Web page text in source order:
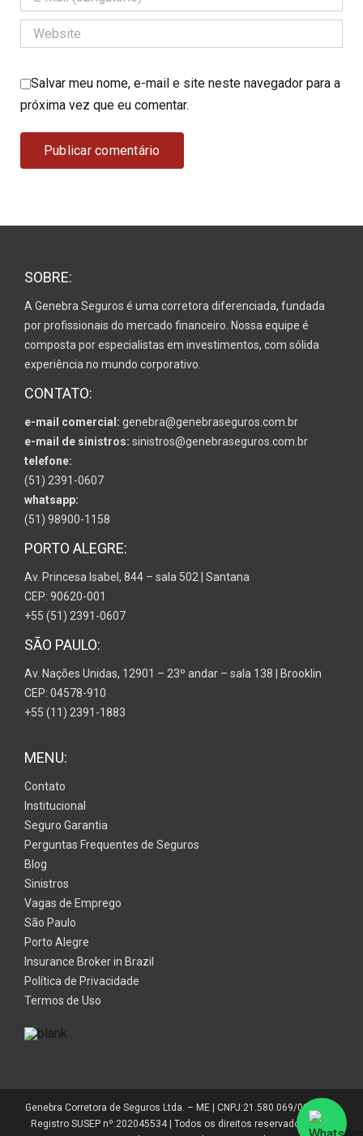
Salvar meu nome, e-mail e site neste navegador para a
próxima vez que eu comentar.
SOBRE:
A Genebra Seguros é uma corretora diferenciada, fundada
por profissionais do mercado financeiro. Nossa equipe é
composta por especialistas em investimentos, com sólida
experiência no mundo corporativo.
CONTATO:
e-mail comercial: genebra@genebraseguros.com.br
e-mail de sinistros: sinistros@genebraseguros.com.br
telefone:
(51) 2391-0607
whatsapp:
(51) 98900-1158
PORTO ALEGRE:
Av. Princesa Isabel, 844 – sala 502 | Santana
CEP: 90620-001
+55 (51) 2391-0607
SÃO PAULO:
Av. Nações Unidas, 12901 – 23º andar – sala 138 | Brooklin
CEP: 04578-910
+55 (11) 2391-1883
MENU:
Contato
Institucional
Seguro Garantia
Perguntas Frequentes de Seguros
Blog
Sinistros
Vagas de Emprego
São Paulo
Porto Alegre
Insurance Broker in Brazil
Política de Privacidade
Termos de Uso
Genebra Corretora de Seguros Ltda. – ME | CNPJ:21.580.069/0001-01 |
Registro SUSEP nº:202045534 | Todos os direitos reservados 2014-